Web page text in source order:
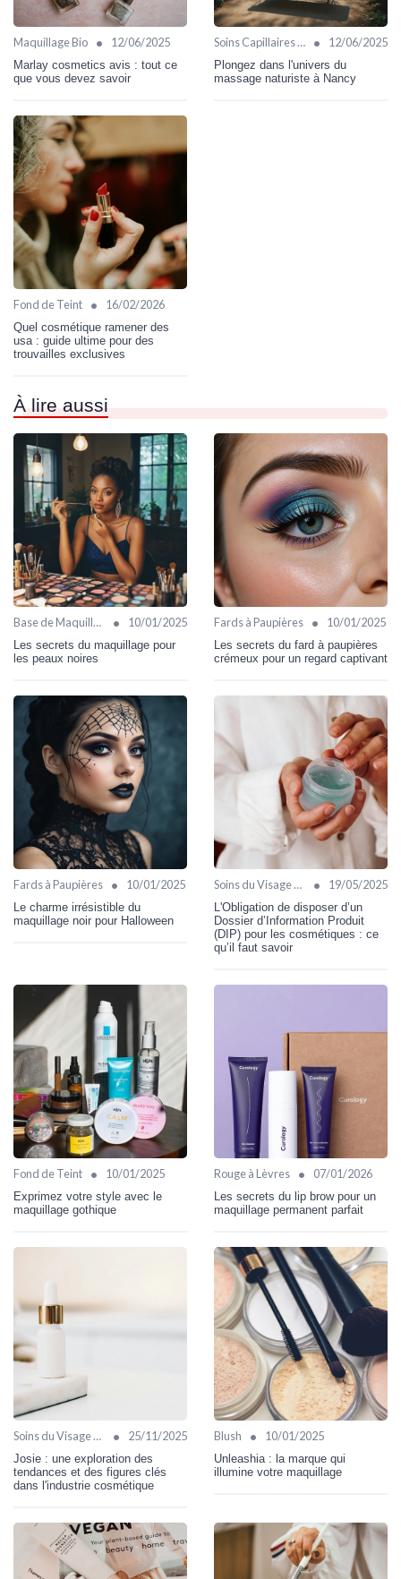
Maquillage Bio • 12/06/2025
Marlay cosmetics avis : tout ce
que vous devez savoir
Soins Capillaires Bio • 12/06/2025
Plongez dans l'univers du
massage naturiste à Nancy
Fond de Teint • 16/02/2026
Quel cosmétique ramener des
usa : guide ultime pour des
trouvailles exclusives
À lire aussi
Base de Maquillage • 10/01/2025
Les secrets du maquillage pour
les peaux noires
Fards à Paupières • 10/01/2025
Les secrets du fard à paupières
crémeux pour un regard captivant
Fards à Paupières • 10/01/2025
Le charme irrésistible du
maquillage noir pour Halloween
Soins du Visage Bio • 19/05/2025
L'Obligation de disposer d’un
Dossier d’Information Produit
(DIP) pour les cosmétiques : ce
qu’il faut savoir
Fond de Teint • 10/01/2025
Exprimez votre style avec le
maquillage gothique
Rouge à Lèvres • 07/01/2026
Les secrets du lip brow pour un
maquillage permanent parfait
Soins du Visage Bio • 25/11/2025
Josie : une exploration des
tendances et des figures clés
dans l'industrie cosmétique
Blush • 10/01/2025
Unleashia : la marque qui
illumine votre maquillage